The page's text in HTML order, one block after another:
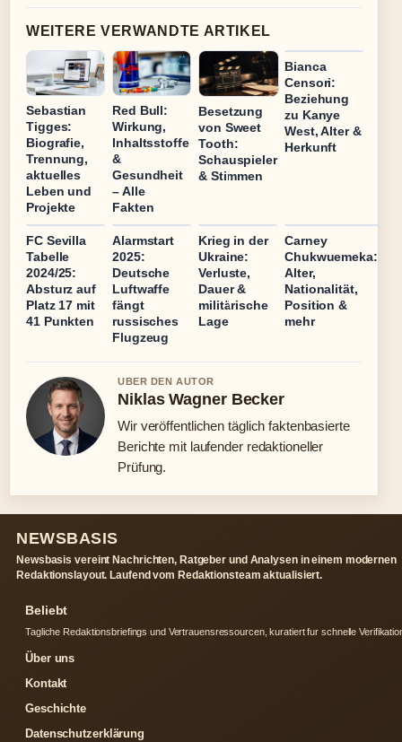
WEITERE VERWANDTE ARTIKEL
Sebastian
Tigges:
Biografie,
Trennung,
aktuelles
Leben und
Projekte
Red Bull:
Wirkung,
Inhaltsstoffe
&
Gesundheit
– Alle
Fakten
Besetzung
von Sweet
Tooth:
Schauspieler
& Stimmen
Bianca
Censori:
Beziehung
zu Kanye
West, Alter &
Herkunft
FC Sevilla
Tabelle
2024/25:
Absturz auf
Platz 17 mit
41 Punkten
Alarmstart
2025:
Deutsche
Luftwaffe
fängt
russisches
Flugzeug
Krieg in der
Ukraine:
Verluste,
Dauer &
militärische
Lage
Carney
Chukwuemeka:
Alter,
Nationalität,
Position &
mehr
UBER DEN AUTOR
Niklas Wagner Becker
Wir veröffentlichen täglich faktenbasierte
Berichte mit laufender redaktioneller
Prüfung.
NEWSBASIS
Newsbasis vereint Nachrichten, Ratgeber und Analysen in einem modernen
Redaktionslayout. Laufend vom Redaktionsteam aktualisiert.
Beliebt
Tagliche Redaktionsbriefings und Vertrauensressourcen, kuratiert fur schnelle
Über uns
Kontakt
Geschichte
Datenschutzerklärung